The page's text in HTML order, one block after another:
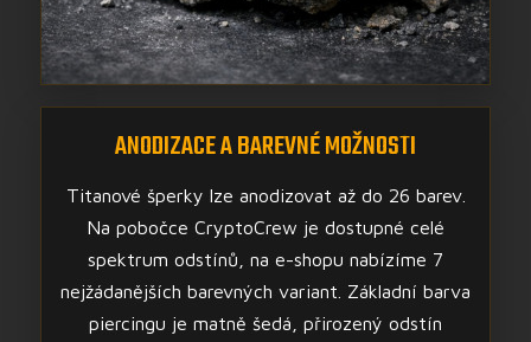
ANODIZACE A BAREVNÉ MOŽNOSTI
Titanové šperky lze anodizovat až do 26 barev.
Na pobočce CryptoCrew je dostupné celé
spektrum odstínů, na e-shopu nabízíme 7
nejžádanějších barevných variant. Základní barva
piercingu je matně šedá, přirozený odstín